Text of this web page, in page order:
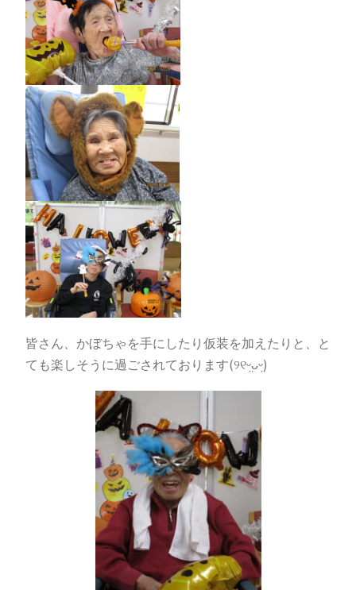
皆さん、かぼちゃを手にしたり仮装を加えたりと、と
ても楽しそうに過ごされております(୨୧ᵕ̤ᴗᵕ̤)